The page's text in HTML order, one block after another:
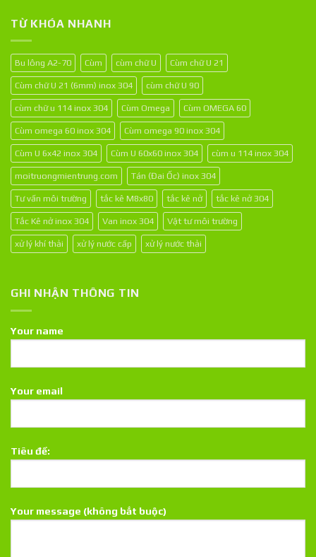
TỪ KHÓA NHANH
Bu lông A2-70 Cùm cùm chữ U Cùm chữ U 21
Cùm chữ U 21 (6mm) inox 304 cùm chữ U 90
cùm chữ u 114 inox 304 Cùm Omega Cùm OMEGA 60
Cùm omega 60 inox 304 Cùm omega 90 inox 304
Cùm U 6x42 inox 304 Cùm U 60x60 inox 304 cùm u 114 inox 304
moitruongmientrung.com Tán (Đai Ốc) inox 304
Tư vấn môi trường tắc kê M8x80 tắc kê nở tắc kê nở 304
Tắc Kê nở inox 304 Van inox 304 Vật tư môi trường
xử lý khí thải xử lý nước cấp xử lý nước thải
GHI NHẬN THÔNG TIN
Your name
Your email
Tiêu đề:
Your message (không bắt buộc)